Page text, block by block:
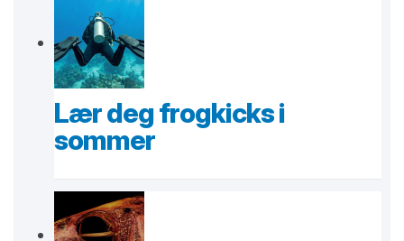
Lær deg frogkicks i
sommer